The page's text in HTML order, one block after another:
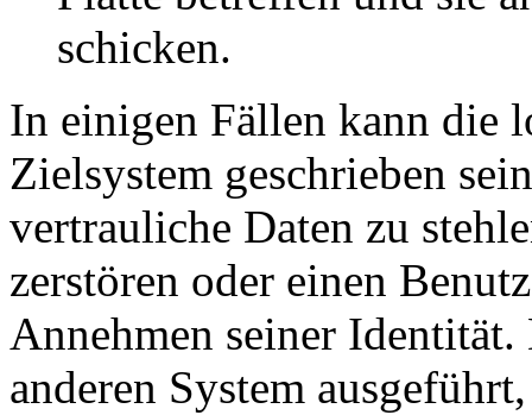
schicken.
In einigen Fällen kann die
Zielsystem geschrieben
vertrauliche Daten zu
zerstören oder einen
Annehmen seiner
anderen System